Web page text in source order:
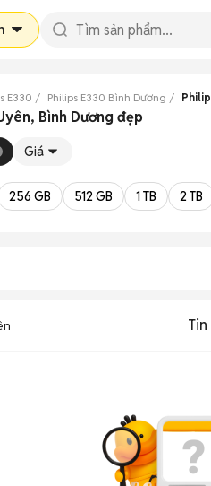
E330 Philips E330 Bình Dương
Bình Dương đẹp
Giá
256 GB 512 GB 1 TB 2 TB